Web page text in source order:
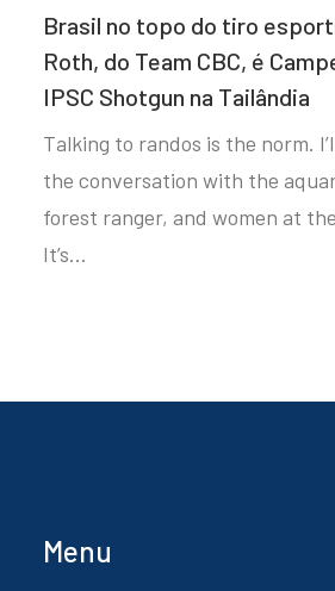
Brasil no topo do tiro
Roth, do Team CBC, é
IPSC Shotgun na Tailândia
Talking to randos is the norm.
the conversation with the
forest ranger, and women at
It’s…
Menu